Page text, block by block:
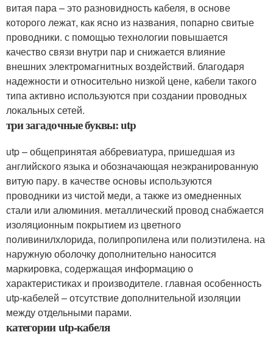
витая пара – это разновидность кабеля, в основе
которого лежат, как ясно из названия, попарно свитые
проводники. с помощью технологии повышается
качество связи внутри пар и снижается влияние
внешних электромагнитных воздействий. благодаря
надежности и относительно низкой цене, кабели такого
типа активно используются при создании проводных
локальных сетей.
три загадочные буквы: utp
utp – общепринятая аббревиатура, пришедшая из
английского языка и обозначающая неэкранированную
витую пару. в качестве основы используются
проводники из чистой меди, а также из омедненных
стали или алюминия. металлический провод снабжается
изоляционным покрытием из цветного
поливинилхлорида, полипропилена или полиэтилена. на
наружную оболочку дополнительно наносится
маркировка, содержащая информацию о
характеристиках и производителе. главная особенность
utp-кабелей – отсутствие дополнительной изоляции
между отдельными парами.
категории utp-кабеля